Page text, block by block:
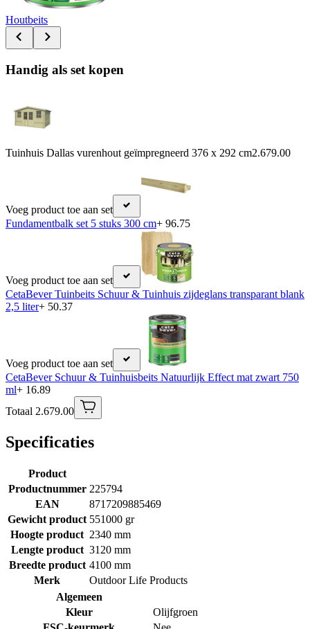
Houtbeits
Handig als set kopen
Tuinhuis Dallas vurenhout geïmpregneerd 376 x 292 cm2.679.00
Voeg product toe aan set
Fundamentbalk set 5 stuks 300 cm+ 96.75
Voeg product toe aan set
CetaBever Tuinbeits Schuur & Tuinhuis zijdeglans transparant blank
2,5 liter+ 50.37
Voeg product toe aan set
CetaBever Schuur & Tuinhuisbeits Natuurlijk Effect mat zwart 750
ml+ 16.89
Totaal 2.679.00
Specificaties
Product
Productnummer 225794
EAN
8717209885469
Gewicht product 551000 gr
Hoogte product 2340 mm
Lengte product 3120 mm
Breedte product 4100 mm
Merk
Outdoor Life Products
Algemeen
Kleur
Olijfgroen